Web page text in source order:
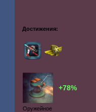
Достижения:
+78%
Оружейное